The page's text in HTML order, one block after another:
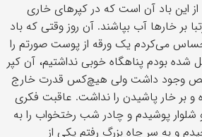
این باد آن است که در کپرهای خاری
بر خارها آب بپاشند. آن روز وقتی که باد
می‌کردم یک ورقه از پوست صورتم را
بودم پناهگاه خوبی نداشتیم، آن کپر
وجود داشت ولی هیچ‌کس قدرت خارج
بر خار پاشیدن را نداشت. عاقبت فکری
شلوار پوشیدم و چادر شب رختخواب را به
و به سر چاه بزرگ رفتم یکی از